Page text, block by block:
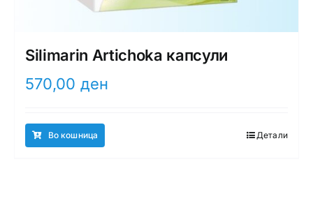
Silimarin Artichoka капсули
570,00 ден
Во кошница Детали